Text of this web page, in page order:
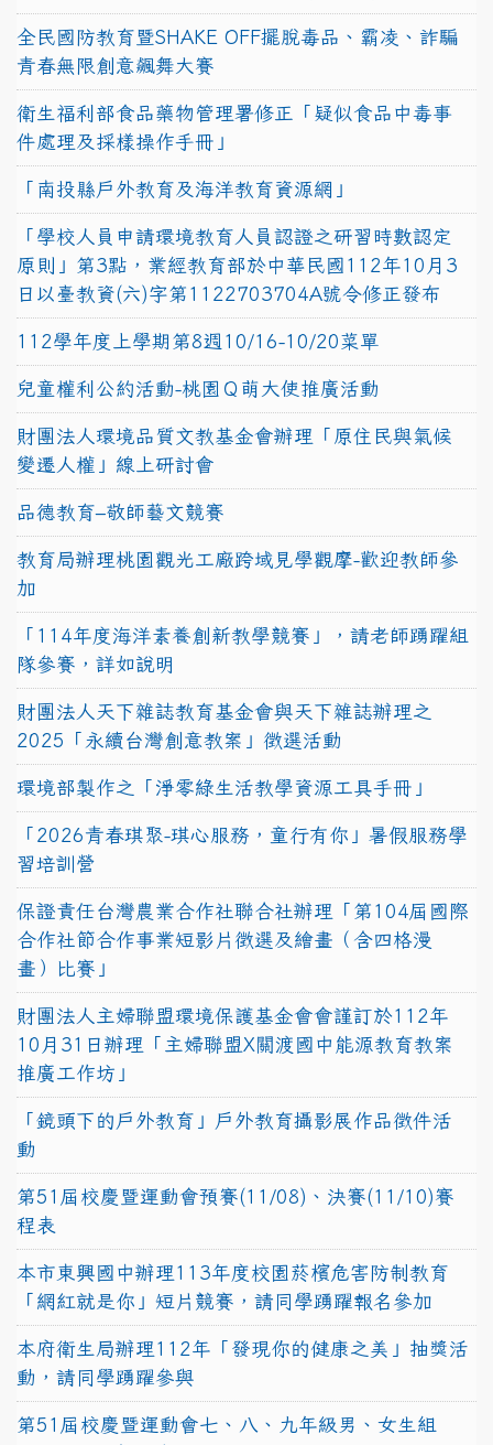
全民國防教育暨SHAKE OFF擺脫毒品、霸凌、詐騙
青春無限創意飆舞大賽
衛生福利部食品藥物管理署修正「疑似食品中毒事
件處理及採樣操作手冊」
「南投縣戶外教育及海洋教育資源網」
「學校人員申請環境教育人員認證之研習時數認定
原則」第3點，業經教育部於中華民國112年10月3
日以臺教資(六)字第1122703704A號令修正發布
112學年度上學期第8週10/16-10/20菜單
兒童權利公約活動-桃園Ｑ萌大使推廣活動
財團法人環境品質文教基金會辦理「原住民與氣候
變遷人權」線上研討會
品德教育–敬師藝文競賽
教育局辦理桃園觀光工廠跨域見學觀摩-歡迎教師參
加
「114年度海洋素養創新教學競賽」，請老師踴躍組
隊參賽，詳如說明
財團法人天下雜誌教育基金會與天下雜誌辦理之
2025「永續台灣創意教案」徵選活動
環境部製作之「淨零綠生活教學資源工具手冊」
「2026青春琪聚-琪心服務，童行有你」暑假服務學
習培訓營
保證責任台灣農業合作社聯合社辦理「第104屆國際
合作社節合作事業短影片徵選及繪畫（含四格漫
畫）比賽」
財團法人主婦聯盟環境保護基金會會謹訂於112年
10月31日辦理「主婦聯盟X關渡國中能源教育教案
推廣工作坊」
「鏡頭下的戶外教育」戶外教育攝影展作品徵件活
動
第51屆校慶暨運動會預賽(11/08)、決賽(11/10)賽
程表
本市東興國中辦理113年度校園菸檳危害防制教育
「網紅就是你」短片競賽，請同學踴躍報名參加
本府衛生局辦理112年「發現你的健康之美」抽獎活
動，請同學踴躍參與
第51屆校慶暨運動會七、八、九年級男、女生組